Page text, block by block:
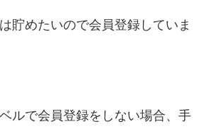
貯めたいので会員登録していま
ルで会員登録をしない場合、手